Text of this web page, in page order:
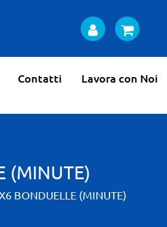
Contatti Lavora con Noi
(MINUTE)
BONDUELLE (MINUTE)